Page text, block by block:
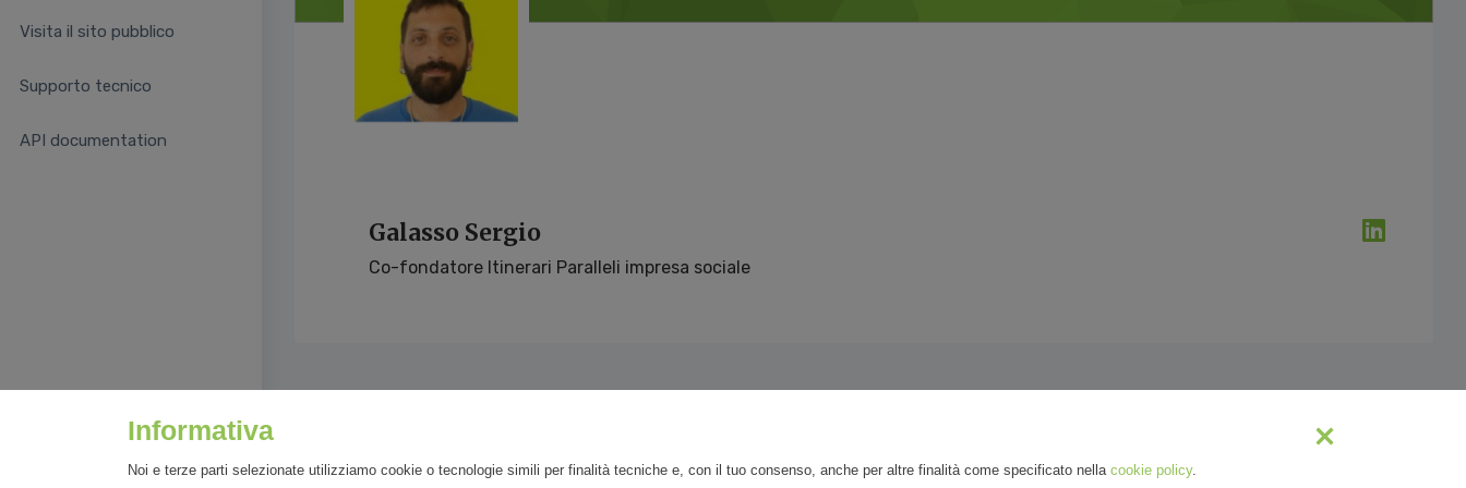
Visita il sito pubblico
Supporto tecnico
API documentation
Galasso Sergio
Co-fondatore Itinerari Paralleli impresa sociale
Informativa
Noi e terze parti selezionate utilizziamo cookie o tecnologie simili per finalità tecniche e, con il tuo consenso, anche per altre finalità come specificato nella cookie policy.